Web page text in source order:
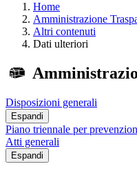
Home
Amministrazione
Altri contenuti
Dati ulteriori
Disposizioni generali
Espandi
Piano triennale per
Atti generali
Espandi